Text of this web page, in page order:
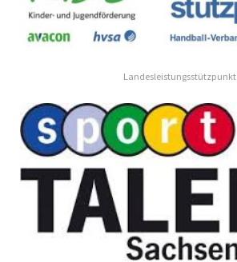
Landesleistungsstützpunkt